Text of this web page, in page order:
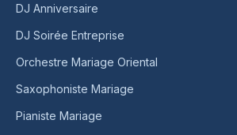
DJ Anniversaire
DJ Soirée Entreprise
Orchestre Mariage Oriental
Saxophoniste Mariage
Pianiste Mariage